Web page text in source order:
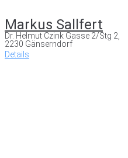
Markus Sallfert
Dr. Helmut Czink Gasse 2/Stg 2,
2230 Gänserndorf
Details